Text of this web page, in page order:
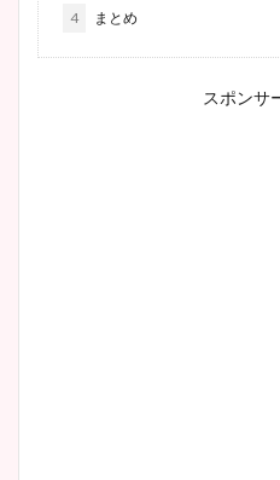
4 まとめ
スポンサ